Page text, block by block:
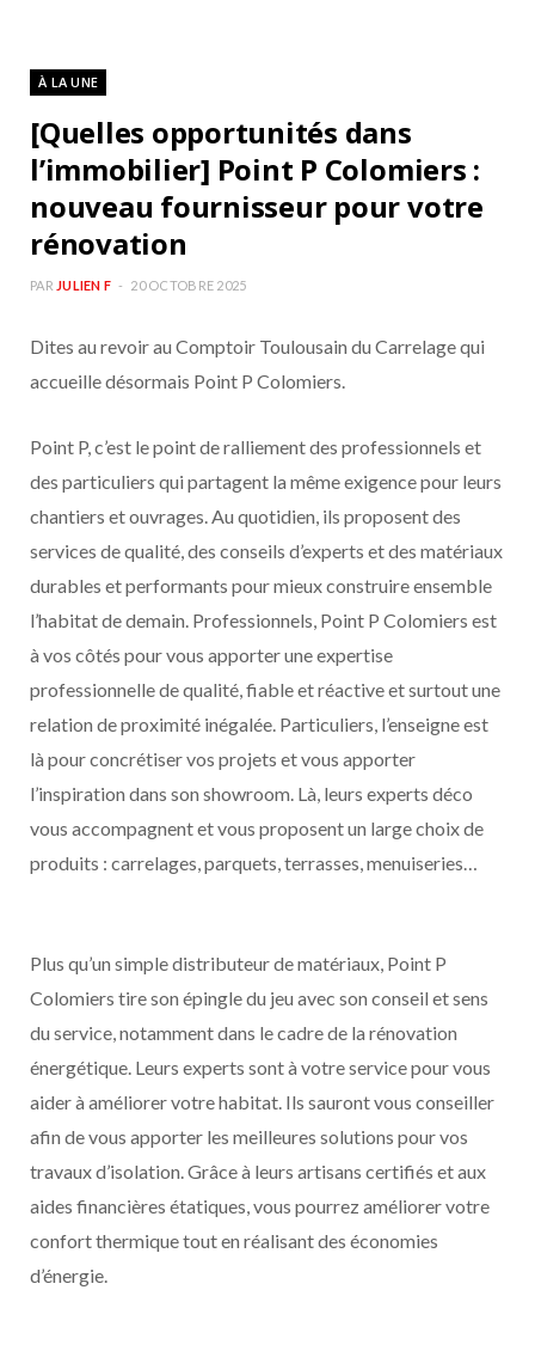
À LA UNE
[Quelles opportunités dans
l’immobilier] Point P Colomiers :
nouveau fournisseur pour votre
rénovation
PAR JULIEN F 20 OCTOBRE 2025
Dites au revoir au Comptoir Toulousain du Carrelage qui
accueille désormais Point P Colomiers.
Point P, c’est le point de ralliement des professionnels et
des particuliers qui partagent la même exigence pour leurs
chantiers et ouvrages. Au quotidien, ils proposent des
services de qualité, des conseils d’experts et des matériaux
durables et performants pour mieux construire ensemble
l’habitat de demain. Professionnels, Point P Colomiers est
à vos côtés pour vous apporter une expertise
professionnelle de qualité, fiable et réactive et surtout une
relation de proximité inégalée. Particuliers, l’enseigne est
là pour concrétiser vos projets et vous apporter
l’inspiration dans son showroom. Là, leurs experts déco
vous accompagnent et vous proposent un large choix de
produits : carrelages, parquets, terrasses, menuiseries…
Plus qu’un simple distributeur de matériaux, Point P
Colomiers tire son épingle du jeu avec son conseil et sens
du service, notamment dans le cadre de la rénovation
énergétique. Leurs experts sont à votre service pour vous
aider à améliorer votre habitat. Ils sauront vous conseiller
afin de vous apporter les meilleures solutions pour vos
travaux d’isolation. Grâce à leurs artisans certifiés et aux
aides financières étatiques, vous pourrez améliorer votre
confort thermique tout en réalisant des économies
d’énergie.